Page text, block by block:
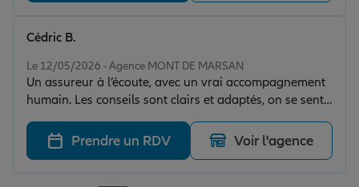
Le 12/05/2026 - Agence MONT DE MARSAN
Un assureur à l’écoute, avec un vrai accompagnement
humain. Les conseils sont clairs et adaptés, on se sent
en confiance. Merci pour votre sérieux et votre
disponibilité.
Cédric B.
Prendre un RDV Voir l'agence